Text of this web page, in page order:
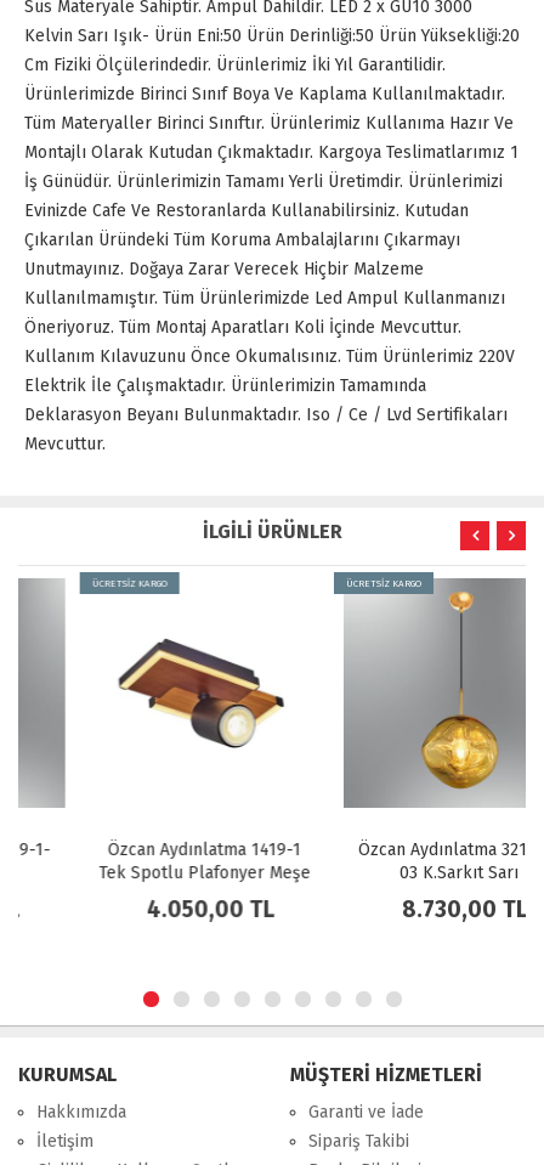
Süs Materyale Sahiptir. Ampul Dahildir. LED 2 x GU10 3000
Kelvin Sarı Işık- Ürün Eni:50 Ürün Derinliği:50 Ürün Yüksekliği:20
Cm Fiziki Ölçülerindedir. Ürünlerimiz İki Yıl Garantilidir.
Ürünlerimizde Birinci Sınıf Boya Ve Kaplama Kullanılmaktadır.
Tüm Materyaller Birinci Sınıftır. Ürünlerimiz Kullanıma Hazır Ve
Montajlı Olarak Kutudan Çıkmaktadır. Kargoya Teslimatlarımız 1
İş Günüdür. Ürünlerimizin Tamamı Yerli Üretimdir. Ürünlerimizi
Evinizde Cafe Ve Restoranlarda Kullanabilirsiniz. Kutudan
Çıkarılan Üründeki Tüm Koruma Ambalajlarını Çıkarmayı
Unutmayınız. Doğaya Zarar Verecek Hiçbir Malzeme
Kullanılmamıştır. Tüm Ürünlerimizde Led Ampul Kullanmanızı
Öneriyoruz. Tüm Montaj Aparatları Koli İçinde Mevcuttur.
Kullanım Kılavuzunu Önce Okumalısınız. Tüm Ürünlerimiz 220V
Elektrik İle Çalışmaktadır. Ürünlerimizin Tamamında
Deklarasyon Beyanı Bulunmaktadır. Iso / Ce / Lvd Sertifikaları
Mevcuttur.
İLGİLİ ÜRÜNLER
ÜCRETSİZ KARGO
Özcan Aydınlatma 1419-1
Tek Spotlu Plafonyer Meşe
4.050,00 TL
ÜCRETSİZ KARGO
Özcan Aydınlatma 3219-2-
03 K.Sarkıt Sarı
8.730,00 TL
KURUMSAL
Hakkımızda
İletişim
MÜŞTERİ HİZMETLERİ
Garanti ve İade
Sipariş Takibi